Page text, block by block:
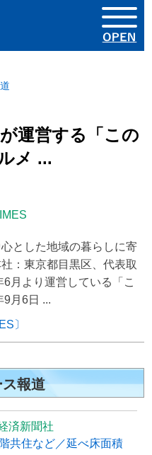
運営する「この
メ ...
とした地域の暮らしに寄
：東京都目黒区、代表取
月より運営している「こ
月6日 ...
〕
報道
済新聞社
共住など／延べ床面積